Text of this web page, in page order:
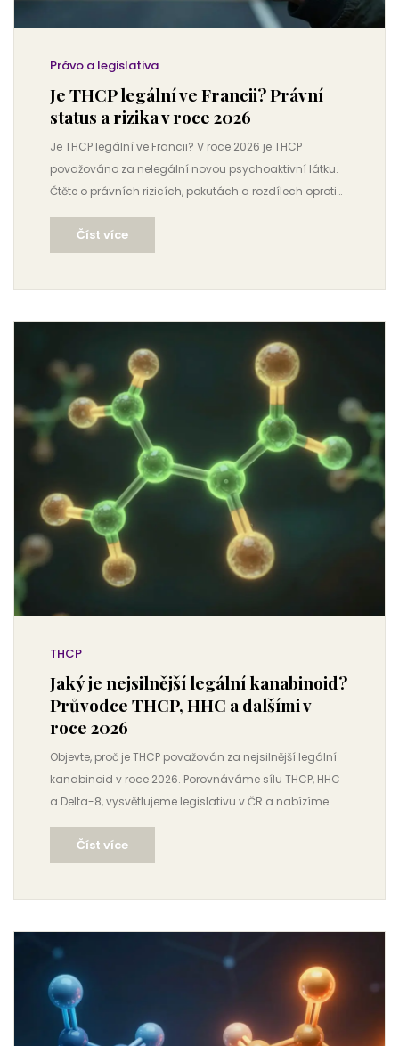
Právo a legislativa
Je THCP legální ve Francii? Právní
status a rizika v roce 2026
Je THCP legální ve Francii? V roce 2026 je THCP
považováno za nelegální novou psychoaktivní látku.
Čtěte o právních rizicích, pokutách a rozdílech oproti
ČR.
Číst více
THCP
Jaký je nejsilnější legální kanabinoid?
Průvodce THCP, HHC a dalšími v
roce 2026
Objevte, proč je THCP považován za nejsilnější legální
kanabinoid v roce 2026. Porovnáváme sílu THCP, HHC
a Delta-8, vysvětlujeme legislativu v ČR a nabízíme
tipy pro bezpečné užívání.
Číst více